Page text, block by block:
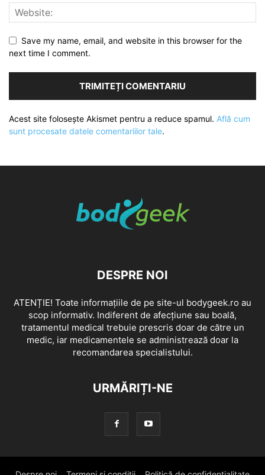
Save my name, email, and website in this browser for the
next time I comment.
Acest site folosește Akismet pentru a reduce spamul. Află cum
sunt procesate datele comentariilor tale.
DESPRE NOI
ATENȚIE! Toate informațiile de pe site-ul bodygeek.ro au
scop informativ. Indiferent de afecțiune sau boală,
tratamentul medical trebuie prescris doar de către un
medic, iar medicamentele se administrează doar la
recomandarea specialistului.
URMĂRIȚI-NE